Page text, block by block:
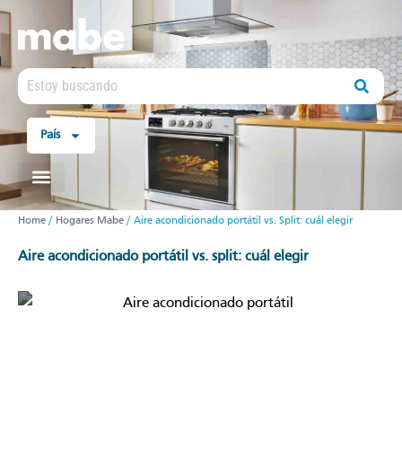
País
Home / Hogares Mabe / Aire acondicionado portátil vs. Split: cuál elegir
aire acondicionado portátil vs. split: cuál elegir